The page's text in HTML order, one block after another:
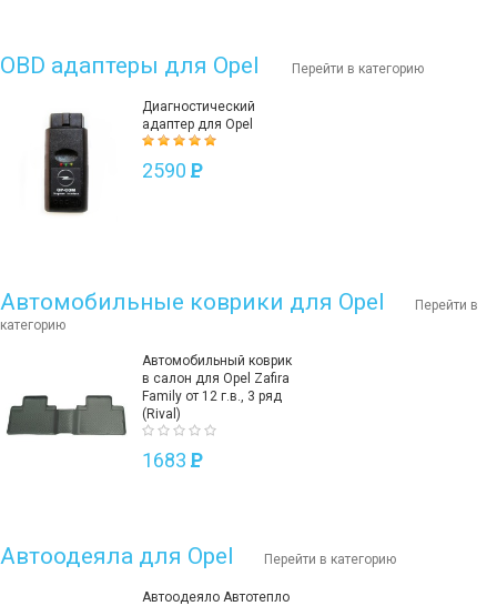
OBD адаптеры для Opel Перейти в категорию
Диагностический
адаптер для Opel
2590 P
Автомобильные коврики для Opel
Перейти в
категорию
Автомобильный коврик
в салон для Opel Zafira
Family от 12 г.в., 3 ряд
(Rival)
1683 P
Автоодеяла для Opel Перейти в категорию
Автоодеяло Автотепло